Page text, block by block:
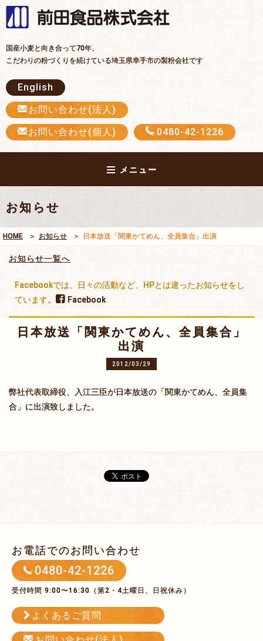
国産小麦と向き合って70年、
こだわりの粉づくりを続けている埼玉県幸手市の製粉会社です
English
お問い合わせ(法人)
お問い合わせ(個人)
0480-42-1226
メニュー
お知らせ
HOME お知らせ 日本放送「関東かてめん、全員集合」出演
お知らせ一覧へ
Facebookでは、日々の活動など、HPとは違ったお知らせをし
ています。
Facebook
日本放送「関東かてめん、全員集合」
出演
2012/03/29
弊社代表取締役、入江三臣が日本放送の「関東かてめん、全員集
合」に出演致しました。
お電話でのお問い合わせ
0480-42-1226
受付時間 9:00〜16:30（第2・4土曜日、日祝休み）
よくあるご質問